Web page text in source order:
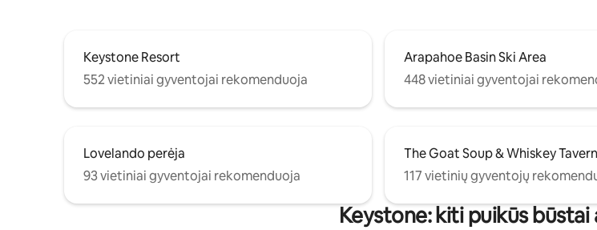
Keystone Resort
552 vietiniai gyventojai rekomenduoja
Arapahoe Basin Ski Area
448 vietiniai gyventojai
Lovelando perėja
93 vietiniai gyventojai rekomenduoja
The Goat Soup & Whiskey Tavern
117 vietinių gyventojų
Keystone: kiti puikūs